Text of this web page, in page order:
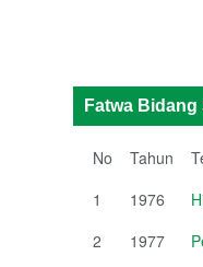
Fatwa
No Tahun
1
1976
2
1977